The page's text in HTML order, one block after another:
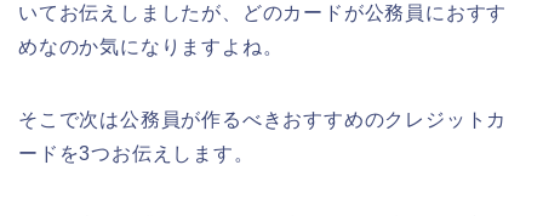
いてお伝えしましたが、どのカードが公務員におすす
めなのか気になりますよね。
そこで次は公務員が作るべきおすすめのクレジットカ
ードを3つお伝えします。